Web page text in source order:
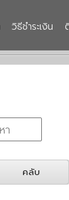
วิธีชำระเงิน
คลับ